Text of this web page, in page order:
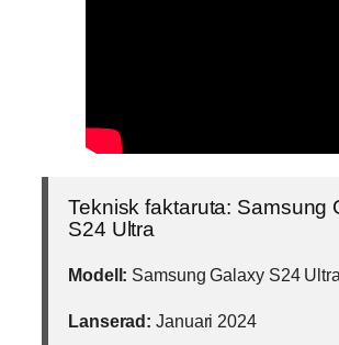
Teknisk faktaruta: Samsung
S24 Ultra
Modell: Samsung Galaxy S24 Ultra
Lanserad: Januari 2024